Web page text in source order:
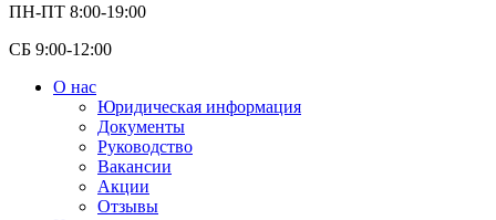
ПН-ПТ 8:00-19:00
СБ 9:00-12:00
О нас
Юридическая информация
Документы
Руководство
Вакансии
Акции
Отзывы